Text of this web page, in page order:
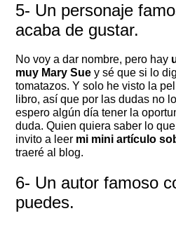
5- Un personaje
acaba de gustar.
No voy a dar nombre, pero hay
muy Mary Sue y sé que si lo
tomatazos. Y solo he visto la
libro, así que por las dudas no
espero algún día tener la
duda. Quien quiera saber lo
invito a leer mi mini artículo
traeré al blog.
6- Un autor famoso
puedes.